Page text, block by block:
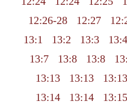
12:26-28
12:27
13:1
13:2 13:3 13:4
13:7
13:8 13:8
13:13
13:13 13:13
13:14
13:14 13:15